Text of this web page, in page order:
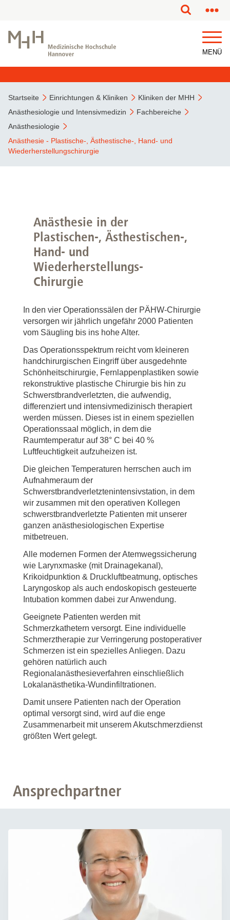
MENÜ
Startseite Einrichtungen & Kliniken
Kliniken der MHH
Anästhesiologie und Intensivmedizin
Fachbereiche
Anästhesiologie
Anästhesie - Plastische-, Ästhestische-, Hand- und
Wiederherstellungschirurgie
Anästhesie in der
Plastischen-, Ästhestischen-,
Hand- und
Wiederherstellungs-
Chirurgie
In den vier Operationssälen der PÄHW-Chirurgie
versorgen wir jährlich ungefähr 2000 Patienten
vom Säugling bis ins hohe Alter.
Das Operationsspektrum reicht vom kleineren
handchirurgischen Eingriff über ausgedehnte
Schönheitschirurgie, Fernlappenplastiken sowie
rekonstruktive plastische Chirurgie bis hin zu
Schwerstbrandverletzten, die aufwendig,
differenziert und intensivmedizinisch therapiert
werden müssen. Dieses ist in einem speziellen
Operationssaal möglich, in dem die
Raumtemperatur auf 38° C bei 40 %
Luftfeuchtigkeit aufzuheizen ist.
Die gleichen Temperaturen herrschen auch im
Aufnahmeraum der
Schwerstbrandverletztenintensivstation, in dem
wir zusammen mit den operativen Kollegen
schwerstbrandverletzte Patienten mit unserer
ganzen anästhesiologischen Expertise
mitbetreuen.
Alle modernen Formen der Atemwegssicherung
wie Larynxmaske (mit Drainagekanal),
Krikoidpunktion & Druckluftbeatmung, optisches
Laryngoskop als auch endoskopisch gesteuerte
Intubation kommen dabei zur Anwendung.
Geeignete Patienten werden mit
Schmerzkathetern versorgt. Eine individuelle
Schmerztherapie zur Verringerung postoperativer
Schmerzen ist ein spezielles Anliegen. Dazu
gehören natürlich auch
Regionalanästhesieverfahren einschließlich
Lokalanästhetika-Wundinfiltrationen.
Damit unsere Patienten nach der Operation
optimal versorgt sind, wird auf die enge
Zusammenarbeit mit unserem Akutschmerzdienst
größten Wert gelegt.
Ansprechpartner